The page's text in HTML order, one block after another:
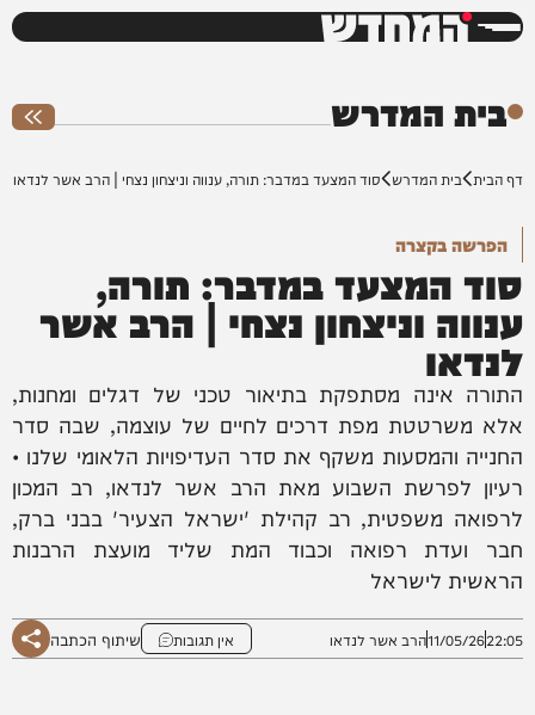
המחדש
בית המדרש
דף הבית בית המדרש סוד המצעד במדבר: תורה, ענווה וניצחון נצחי | הרב אשר לנדאו
הפרשה בקצרה
סוד המצעד במדבר: תורה,
ענווה וניצחון נצחי | הרב אשר
לנדאו
התורה אינה מסתפקת בתיאור טכני של דגלים ומחנות,
אלא משרטטת מפת דרכים לחיים של עוצמה, שבה סדר
החנייה והמסעות משקף את סדר העדיפויות הלאומי שלנו •
רעיון לפרשת השבוע מאת הרב אשר לנדאו, רב המכון
לרפואה משפטית, רב קהילת 'ישראל הצעיר' בבני ברק,
חבר ועדת רפואה וכבוד המת שליד מועצת הרבנות
הראשית לישראל
22:05
11/05/26הרב אשר לנדאו אין תגובות שיתוף הכתבה